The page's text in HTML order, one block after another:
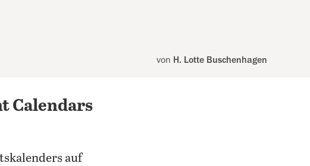
von H. Lotte Buschenhagen
Calendars
auf